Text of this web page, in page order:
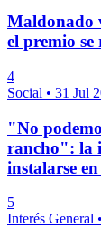
Maldonado
el premio
4
Social • 31 Jul
"No
rancho": la
instalarse
5
Interés General •